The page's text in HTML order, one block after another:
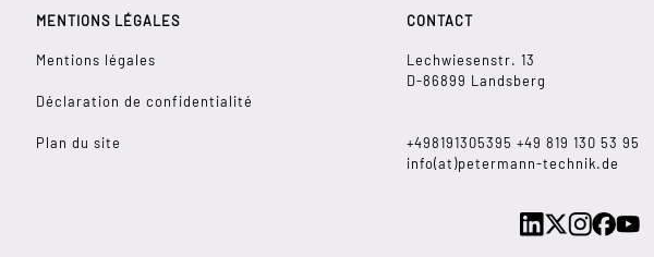
MENTIONS LÉGALES
Mentions légales
Déclaration de confidentialité
Plan du site
CONTACT
Lechwiesenstr. 13
D-86899 Landsberg
+498191305395 +49 819 130 53 95
info(at)petermann-technik.de